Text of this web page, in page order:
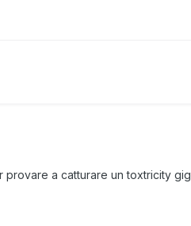
a catturare un toxtricity